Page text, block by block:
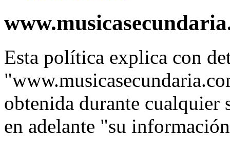
Esta política explica con
obtenida durante cualquier
en adelante "su